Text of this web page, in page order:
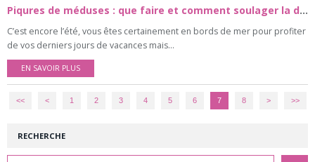
Piqures de méduses : que faire et comment soulager la douleur ?
C’est encore l’été, vous êtes certainement en bords de mer pour profiter
de vos derniers jours de vacances mais...
EN SAVOIR PLUS
<< < 1 2 3 4 5 6 7 8 > >>
RECHERCHE